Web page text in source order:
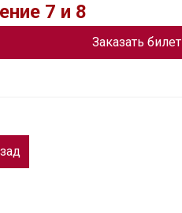
7 и 8
Заказать билет